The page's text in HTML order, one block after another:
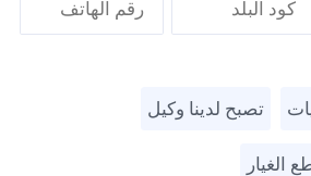
تصبح لدينا وكيل
الغيار